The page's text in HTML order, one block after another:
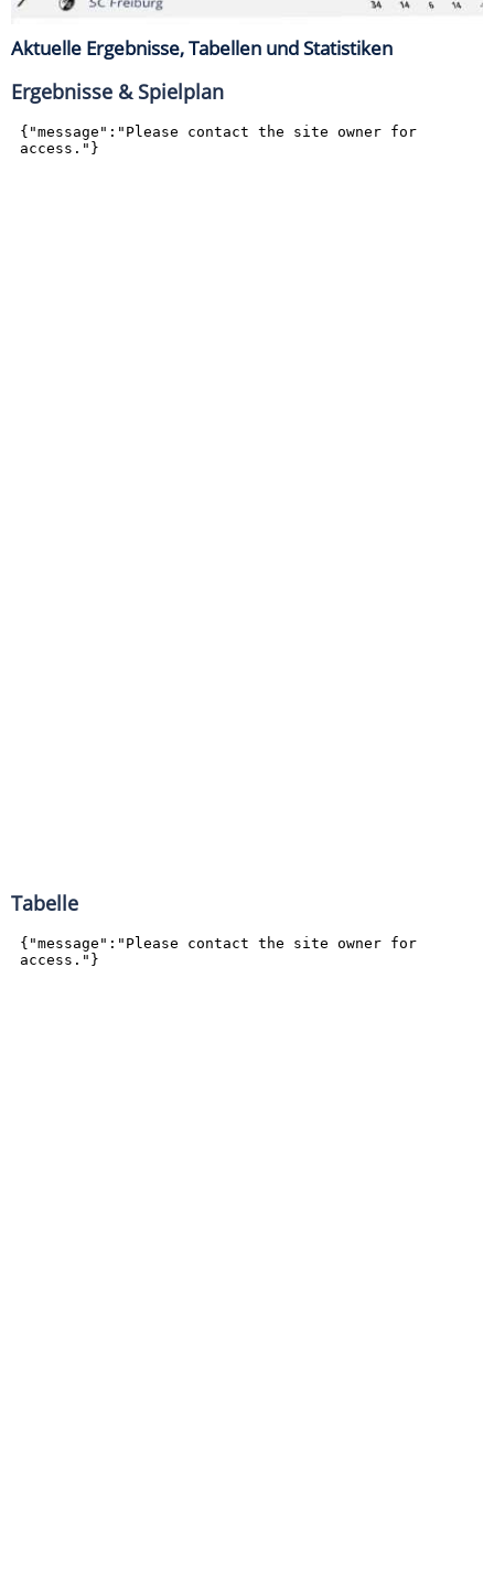
Aktuelle Ergebnisse, Tabellen und Statistiken
Ergebnisse & Spielplan
Tabelle